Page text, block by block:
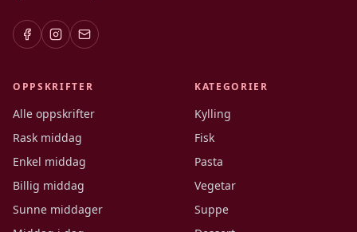
OPPSKRIFTER
Alle oppskrifter
Rask middag
Enkel middag
Billig middag
Sunne middager
KATEGORIER
Kylling
Fisk
Pasta
Vegetar
Suppe